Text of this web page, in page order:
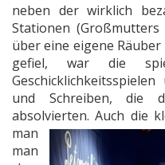
neben der wirklich
Stationen (Großmutters
über eine eigene
gefiel, war die
und Schreiben, die
absolvierten.Auch die
man
man